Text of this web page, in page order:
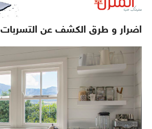
اضرار و طرق الكشف عن التسربات